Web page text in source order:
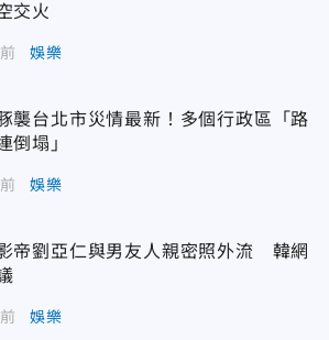
交火
娛樂
襲台北市災情最新！多個行政區「路
倒塌」
娛樂
帝劉亞仁與男友人親密照外流 韓網
娛樂